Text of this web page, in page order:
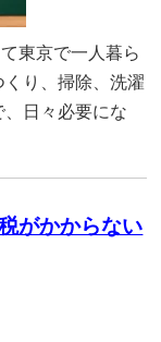
東京で一人暮ら
り、掃除、洗濯
、日々必要にな
がかからない